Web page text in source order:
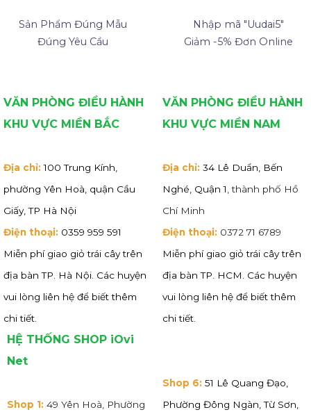
Sản Phẩm Đúng Mẫu
Đúng Yêu Cầu
Nhập mã "Uudai5"
Giảm -5% Đơn Online
VĂN PHÒNG ĐIỀU HÀNH
KHU VỰC MIỀN BẮC
Địa chỉ: 100 Trung Kính,
phường Yên Hoà, quận Cầu
Giấy, TP Hà Nội
Điện thoại: 0359 959 591
Miễn phí giao giỏ trái cây trên
địa bàn TP. Hà Nội. Các huyện
vui lòng liên hệ để biết thêm
chi tiết.
VĂN PHÒNG ĐIỀU HÀNH
KHU VỰC MIỀN NAM
Địa chỉ: 34 Lê Duẩn, Bến
Nghé, Quận 1 , thành phố Hồ
Chí Minh
Điện thoại: 0372 71 6789
Miễn phí giao giỏ trái cây trên
địa bàn TP. HCM. Các huyện
vui lòng liên hệ để biết thêm
chi tiết.
HỆ THỐNG SHOP iOvi
Net
Shop 1: 49 Yên Hoà, Phường
Shop 6: 51 Lê Quang Đạo,
Phường Đông Ngàn, Từ Sơn,